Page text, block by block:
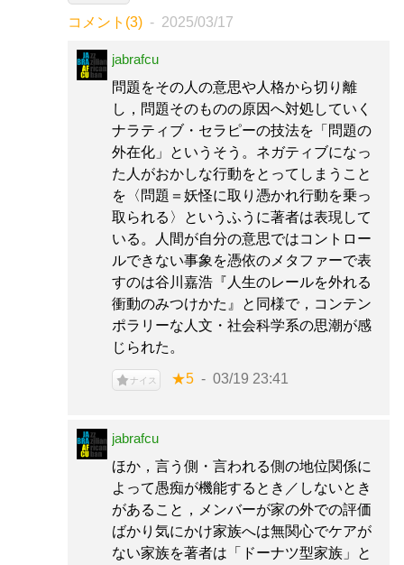
コメント(3) 2025/03/17
jabrafcu
問題をその人の意思や人格から切り離
し，問題そのものの原因へ対処していく
ナラティブ・セラピーの技法を「問題の
外在化」というそう。ネガティブになっ
た人がおかしな行動をとってしまうこと
を〈問題＝妖怪に取り憑かれ行動を乗っ
取られる〉というふうに著者は表現して
いる。人間が自分の意思ではコントロー
ルできない事象を憑依のメタファーで表
すのは谷川嘉浩『人生のレールを外れる
衝動のみつけかた』と同様で，コンテン
ポラリーな人文・社会科学系の思潮が感
じられた。
ナイス ★5 03/19 23:41
jabrafcu
ほか，言う側・言われる側の地位関係に
よって愚痴が機能するとき／しないとき
があること，メンバーが家の外での評価
ばかり気にかけ家族へは無関心でケアが
ない家族を著者は「ドーナツ型家族」と